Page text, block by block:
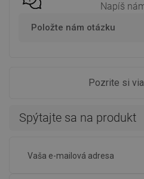
Napíš
Položte nám otázku
Pozrite si
Spýtajte sa na produkt